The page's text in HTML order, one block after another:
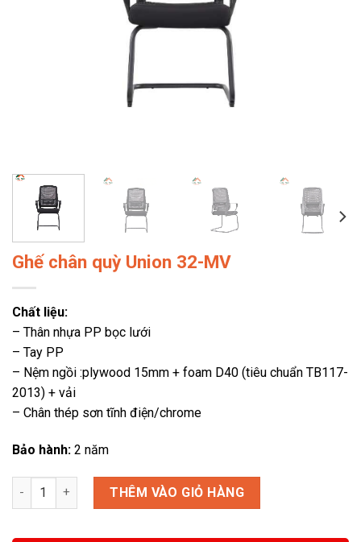
Ghế chân quỳ Union 32-MV
Chất liệu:
– Thân nhựa PP bọc lưới
– Tay PP
– Nệm ngồi :plywood 15mm + foam D40 (tiêu chuẩn TB117-
2013) + vải
– Chân thép sơn tĩnh điện/chrome
Bảo hành: 2 năm
Ghế chân quỳ Union 32-MV số lượng
THÊM VÀO GIỎ HÀNG